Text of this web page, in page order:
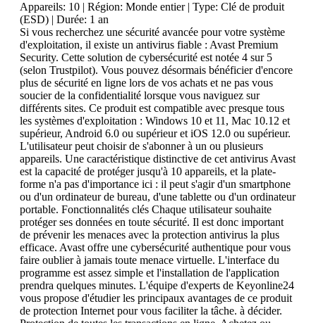
Appareils: 10 | Région: Monde entier | Type: Clé de produit
(ESD) | Durée: 1 an
Si vous recherchez une sécurité avancée pour votre système
d'exploitation, il existe un antivirus fiable : Avast Premium
Security. Cette solution de cybersécurité est notée 4 sur 5
(selon Trustpilot). Vous pouvez désormais bénéficier d'encore
plus de sécurité en ligne lors de vos achats et ne pas vous
soucier de la confidentialité lorsque vous naviguez sur
différents sites. Ce produit est compatible avec presque tous
les systèmes d'exploitation : Windows 10 et 11, Mac 10.12 et
supérieur, Android 6.0 ou supérieur et iOS 12.0 ou supérieur.
L'utilisateur peut choisir de s'abonner à un ou plusieurs
appareils. Une caractéristique distinctive de cet antivirus Avast
est la capacité de protéger jusqu'à 10 appareils, et la plate-
forme n'a pas d'importance ici : il peut s'agir d'un smartphone
ou d'un ordinateur de bureau, d'une tablette ou d'un ordinateur
portable. Fonctionnalités clés Chaque utilisateur souhaite
protéger ses données en toute sécurité. Il est donc important
de prévenir les menaces avec la protection antivirus la plus
efficace. Avast offre une cybersécurité authentique pour vous
faire oublier à jamais toute menace virtuelle. L'interface du
programme est assez simple et l'installation de l'application
prendra quelques minutes. L'équipe d'experts de Keyonline24
vous propose d'étudier les principaux avantages de ce produit
de protection Internet pour vous faciliter la tâche. à décider.